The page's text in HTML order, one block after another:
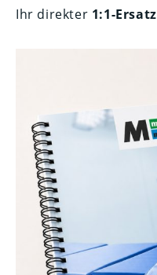
Ihr direkter 1:1-Ersatz